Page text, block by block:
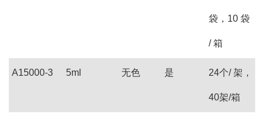
袋，10 袋
/ 箱
A15000-3 5ml 无色 是 24个/ 架，
40架/箱